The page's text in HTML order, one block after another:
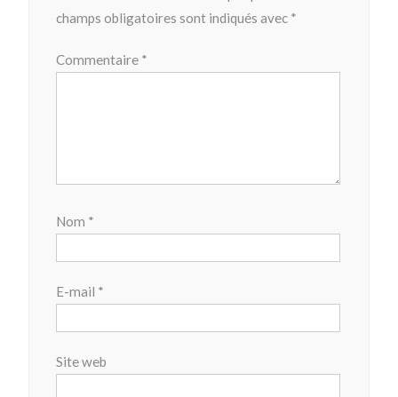
champs obligatoires sont indiqués avec *
Commentaire *
Nom *
E-mail *
Site web